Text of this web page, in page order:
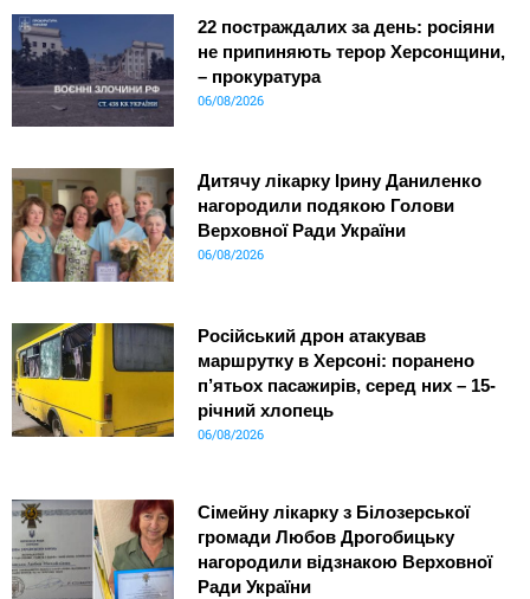
22 постраждалих за день: росіяни
не припиняють терор Херсонщини,
– прокуратура
06/08/2026
Дитячу лікарку Ірину Даниленко
нагородили подякою Голови
Верховної Ради України
06/08/2026
Російський дрон атакував
маршрутку в Херсоні: поранено
п’ятьох пасажирів, серед них – 15-
річний хлопець
06/08/2026
Сімейну лікарку з Білозерської
громади Любов Дрогобицьку
нагородили відзнакою Верховної
Ради України